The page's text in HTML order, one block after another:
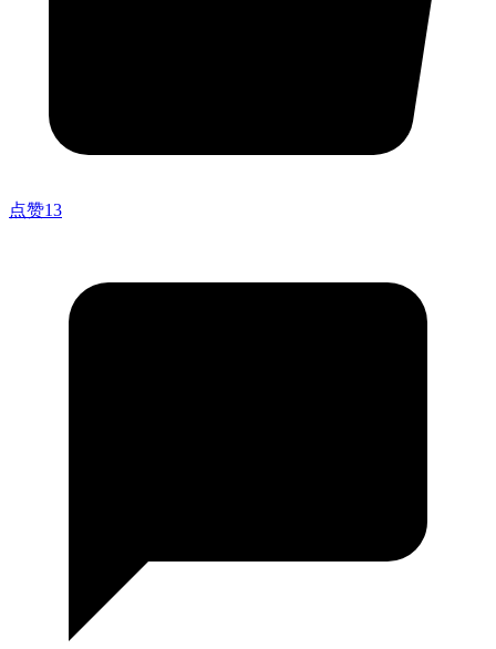
点赞13